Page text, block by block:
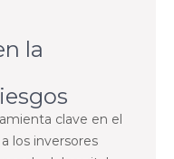
la
clave en el
los inversores